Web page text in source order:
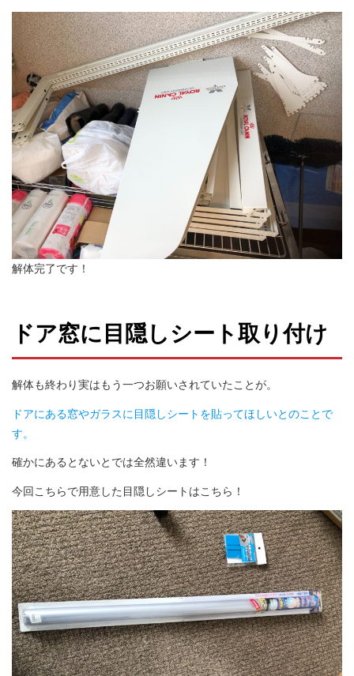
解体完了です！
ドア窓に目隠しシート取り付け
解体も終わり実はもう一つお願いされていたことが。
ドアにある窓やガラスに目隠しシートを貼ってほしいとのことで
す。
確かにあるとないとでは全然違います！
今回こちらで用意した目隠しシートはこちら！